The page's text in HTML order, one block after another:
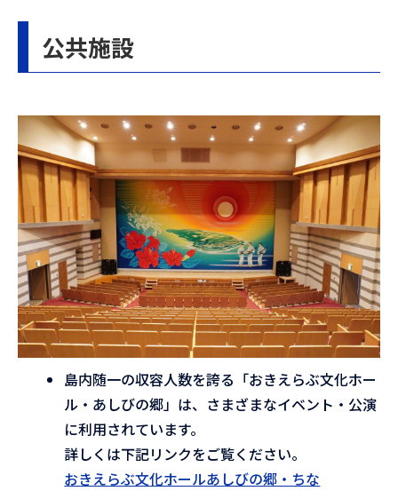
公共施設
島内随一の収容人数を誇る「おきえらぶ文化ホー
ル・あしびの郷」は、さまざまなイベント・公演
に利用されています。
詳しくは下記リンクをご覧ください。
おきえらぶ文化ホールあしびの郷・ちな